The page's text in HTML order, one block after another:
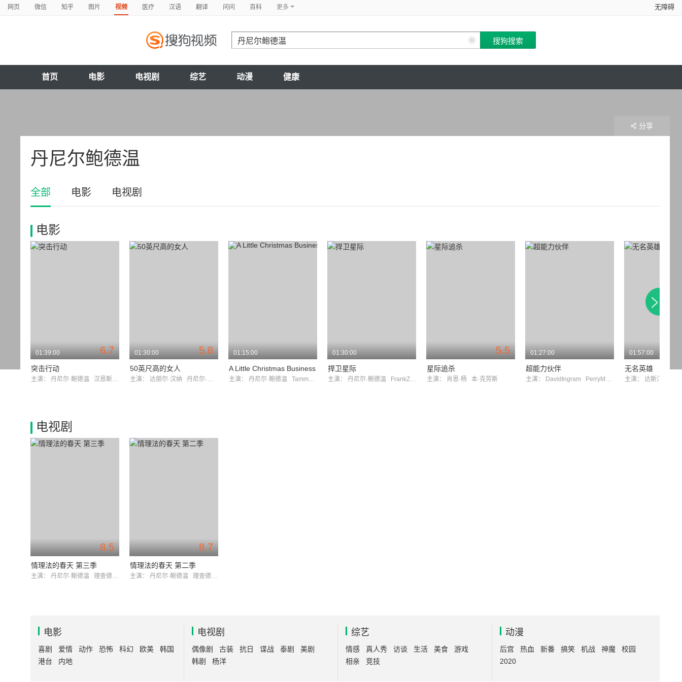
网页 微信 知乎 图片 视频 医疗 汉语 翻译 问问 百科 更多 无障碍
首页 电影 电视剧 综艺 动漫 健康
丹尼尔鲍德温
分享
全部 电影 电视剧
电影
6.7
01:39:00
突击行动
主演： 丹尼尔·鲍德温 汉恩斯·詹尼可
5.8
01:30:00
50英尺高的女人
主演： 达丽尔·汉纳 丹尼尔·鲍德温
01:15:00
A Little Christmas Business
主演： 丹尼尔·鲍德温 TammyBarr
01:30:00
捍卫星际
主演： 丹尼尔·鲍德温 FrankZagarino
5.5
星际追杀
主演： 肖恩·杨 本·克劳斯
01:27:00
超能力伙伴
主演： DavidIngram PerryMucci
01:57:00
无名英雄
主演： 达斯汀·霍
电视剧
8.5
情理法的春天 第三季
主演： 丹尼尔·鲍德温 理查德·贝尔泽
8.7
情理法的春天 第二季
主演： 丹尼尔·鲍德温 理查德·贝尔泽
电影
喜剧 爱情 动作 恐怖 科幻 欧美
韩国
港台
内地
电视剧
偶像剧 古装 抗日 谍战 泰剧
美剧
韩剧
杨洋
综艺
情感 真人秀 访谈 生活 美食
游戏
相亲
竞技
动漫
后宫 热血 新番 搞笑 机战 神魔
校园
2020